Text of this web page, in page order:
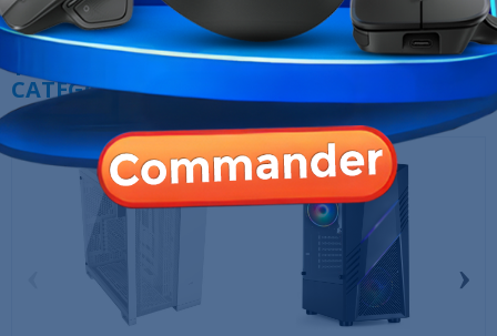
10 AUTRES PRODUITS DANS LA MÊME
CATÉGORIE :
›